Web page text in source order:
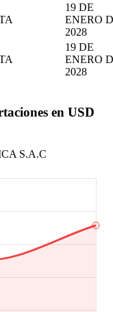
19 DE
ENERO
2028
19 DE
ENERO
2028
en USD
S.A.C